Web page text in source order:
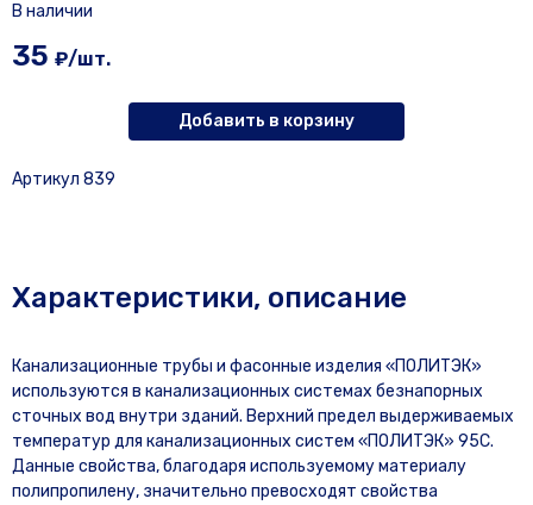
В наличии
35 ₽/шт.
Добавить в корзину
Артикул 839
Характеристики, описание
Канализационные трубы и фасонные изделия «ПОЛИТЭК»
используются в канализационных системах безнапорных
сточных вод внутри зданий. Верхний предел выдерживаемых
температур для канализационных систем «ПОЛИТЭК» 95С.
Данные свойства, благодаря используемому материалу
полипропилену, значительно превосходят свойства